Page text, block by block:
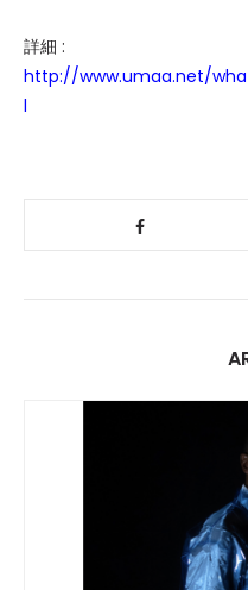
詳細 :
http://www.umaa.net/
l